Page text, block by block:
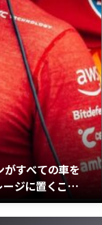
がすべての車を
ジに置くこと